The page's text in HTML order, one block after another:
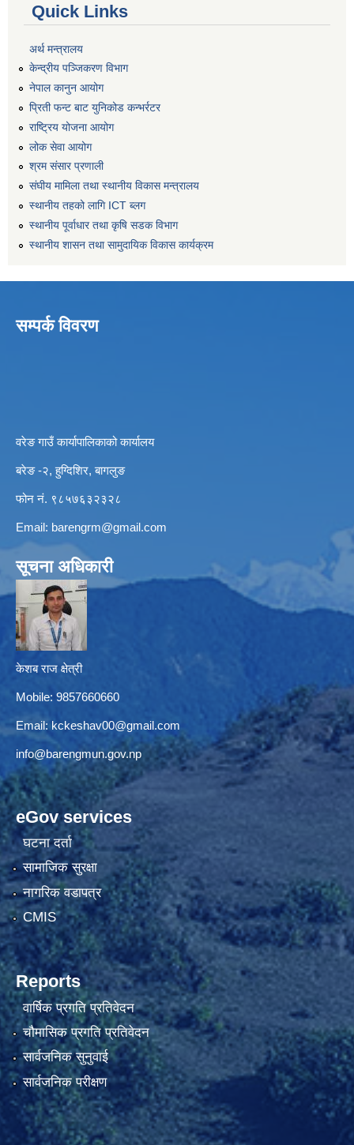
Quick Links
अर्थ मन्त्रालय
केन्द्रीय पञ्जिकरण विभाग
नेपाल कानुन आयोग
प्रिती फन्ट बाट युनिकोड कन्भर्रटर
राष्ट्रिय योजना आयोग
लोक सेवा आयोग
श्रम संसार प्रणाली
संघीय मामिला तथा स्थानीय विकास मन्त्रालय
स्थानीय तहको लागि ICT ब्लग
स्थानीय पूर्वाधार तथा कृषि सडक विभाग
स्थानीय शासन तथा सामुदायिक विकास कार्यक्रम
सम्पर्क विवरण
वरेङ गाउँ कार्यापालिकाको कार्यालय
बरेङ -२, हुग्दिशिर, बागलुङ
फोन नं. ९८५७६३२३२८
Email: barengrm@gmail.com
सूचना अधिकारी
केशब राज क्षेत्री
Mobile: 9857660660
Email: kckeshav00@gmail.com
info@barengmun.gov.np
eGov services
घटना दर्ता
सामाजिक सुरक्षा
नागरिक वडापत्र
CMIS
Reports
वार्षिक प्रगति प्रतिवेदन
चौमासिक प्रगति प्रतिवेदन
सार्वजनिक सुनुवाई
सार्वजनिक परीक्षण